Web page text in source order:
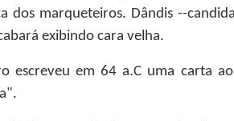
dos marqueteiros. Dândis --
exibindo cara velha.
escreveu em 64 a.C uma carta